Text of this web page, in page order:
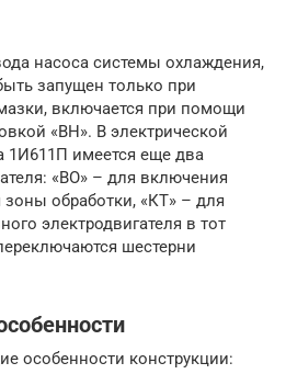
насоса системы охлаждения,
запущен только при
включается при помощи
«ВН». В электрической
1И611П имеется еще два
«ВО» – для включения
обработки, «КТ» – для
электродвигателя в тот
шестерни
особенности конструкции: